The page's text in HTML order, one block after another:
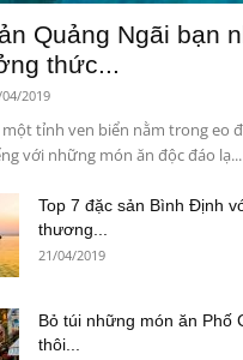
Quảng Ngãi bạn
thức...
2019
một tỉnh ven biển nằm trong eo
với những món ăn độc đáo lạ...
Top 7 đặc sản Bình Định
thương...
21/04/2019
Bỏ túi những món ăn Phố
thôi...